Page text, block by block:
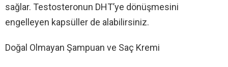
sağlar. Testosteronun DHT’ye dönüşmesini
engelleyen kapsüller de alabilirsiniz.
Doğal Olmayan Şampuan ve Saç Kremi